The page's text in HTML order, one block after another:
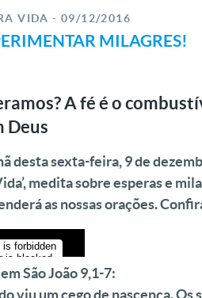
VIDA - 09/12/2016
MILAGRES!
A fé é o
Deus
desta sexta-feira, 9 de
medita sobre esperas e
as nossas orações.
São João 9,1-7:
viu um cego de nascença.